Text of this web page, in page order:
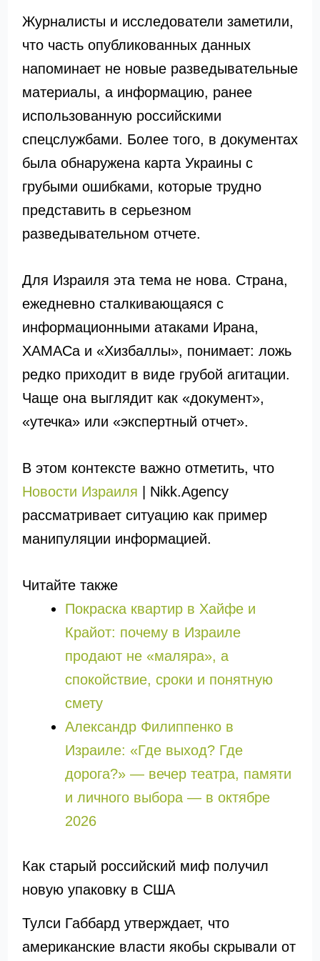
Журналисты и исследователи заметили,
что часть опубликованных данных
напоминает не новые разведывательные
материалы, а информацию, ранее
использованную российскими
спецслужбами. Более того, в документах
была обнаружена карта Украины с
грубыми ошибками, которые трудно
представить в серьезном
разведывательном отчете.
Для Израиля эта тема не нова. Страна,
ежедневно сталкивающаяся с
информационными атаками Ирана,
ХАМАСа и «Хизбаллы», понимает: ложь
редко приходит в виде грубой агитации.
Чаще она выглядит как «документ»,
«утечка» или «экспертный отчет».
В этом контексте важно отметить, что
Новости Израиля | Nikk.Agency
рассматривает ситуацию как пример
манипуляции информацией.
Читайте также
Покраска квартир в Хайфе и
Крайот: почему в Израиле
продают не «маляра», а
спокойствие, сроки и понятную
смету
Александр Филиппенко в
Израиле: «Где выход? Где
дорога?» — вечер театра, памяти
и личного выбора — в октябре
2026
Как старый российский миф получил
новую упаковку в США
Тулси Габбард утверждает, что
американские власти якобы скрывали от